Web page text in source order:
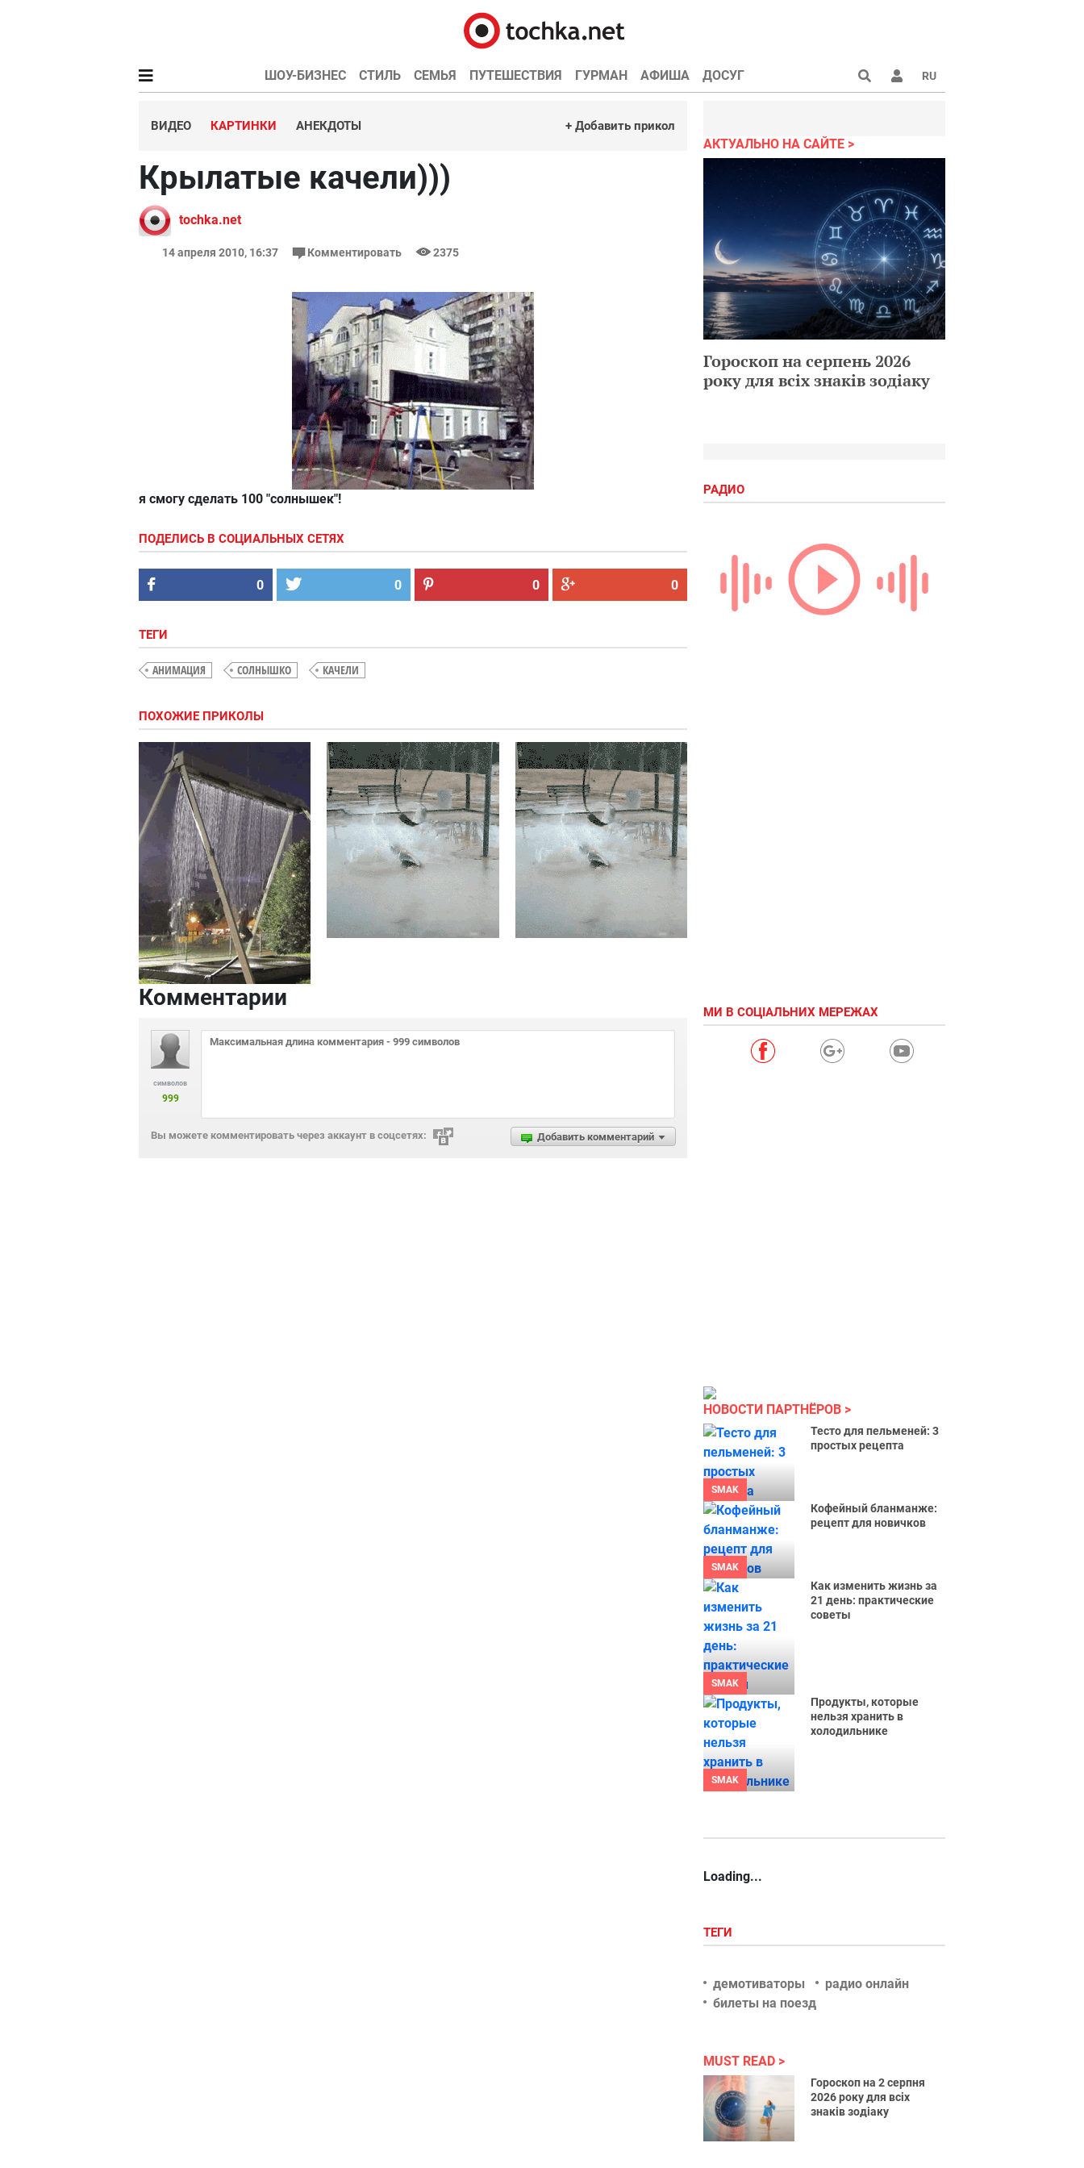
ШОУ-БИЗНЕС СТИЛЬ СЕМЬЯ ПУТЕШЕСТВИЯ ГУРМАН АФИША ДОСУГ RU
ВИДЕО КАРТИНКИ АНЕКДОТЫ + Добавить прикол
Крылатые качели)))
tochka.net
14 апреля 2010, 16:37 Комментировать 2375
я смогу сделать 100 "солнышек"!
ПОДЕЛИСЬ В СОЦИАЛЬНЫХ СЕТЯХ
0 0 0 0
ТЕГИ
АНИМАЦИЯ СОЛНЫШКО КАЧЕЛИ
ПОХОЖИЕ ПРИКОЛЫ
Невероятные
качели или
как выйти
сухим из
воды
Экстремальные
качели
Комментарии
символов
999
Добавить комментарий
Вы можете комментировать через аккаунт в соцсетях:
АКТУАЛЬНО НА САЙТЕ
Гороскоп на серпень 2026
року для всіх знаків зодіаку
РАДИО
МИ В СОЦІАЛЬНИХ МЕРЕЖАХ
НОВОСТИ ПАРТНЁРОВ
SMAK
Тесто для пельменей: 3
простых рецепта
SMAK
Кофейный бланманже:
рецепт для новичков
SMAK
Как изменить жизнь за
21 день: практические
советы
SMAK
Продукты, которые
нельзя хранить в
холодильнике
Loading...
ТЕГИ
демотиваторы
радио онлайн
билеты на поезд
MUST READ
Гороскоп на 2 серпня
2026 року для всіх
знаків зодіаку